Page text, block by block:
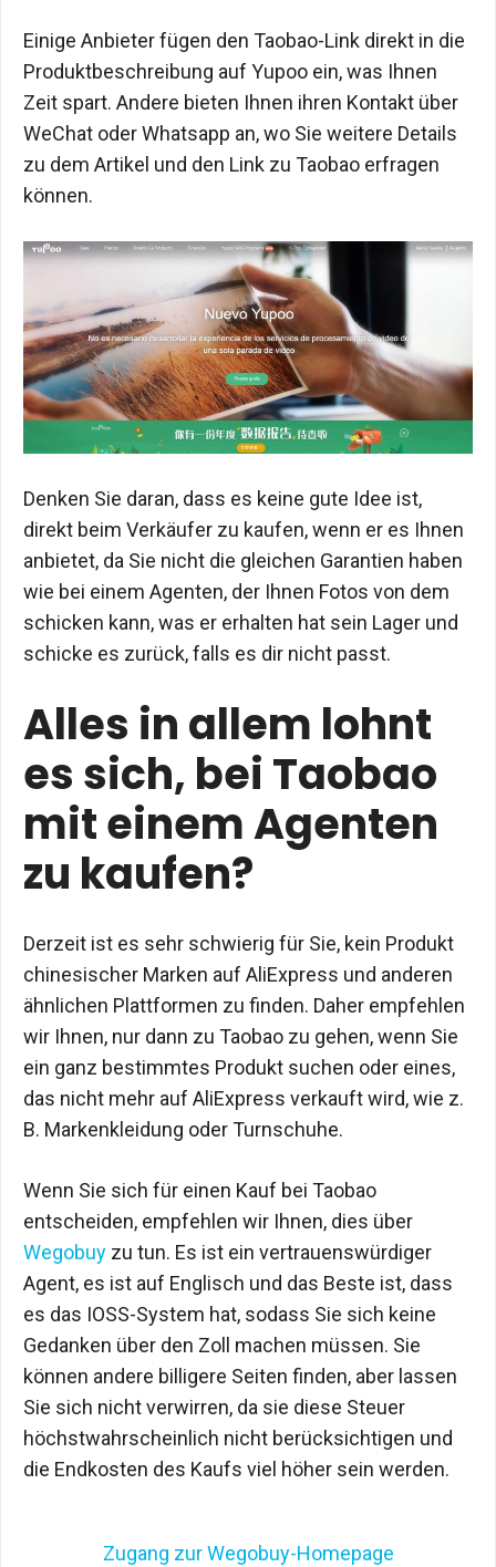
Einige Anbieter fügen den Taobao-Link direkt in die
Produktbeschreibung auf Yupoo ein, was Ihnen
Zeit spart. Andere bieten Ihnen ihren Kontakt über
WeChat oder Whatsapp an, wo Sie weitere Details
zu dem Artikel und den Link zu Taobao erfragen
können.
Denken Sie daran, dass es keine gute Idee ist,
direkt beim Verkäufer zu kaufen, wenn er es Ihnen
anbietet, da Sie nicht die gleichen Garantien haben
wie bei einem Agenten, der Ihnen Fotos von dem
schicken kann, was er erhalten hat sein Lager und
schicke es zurück, falls es dir nicht passt.
Alles in allem lohnt
es sich, bei Taobao
mit einem Agenten
zu kaufen?
Derzeit ist es sehr schwierig für Sie, kein Produkt
chinesischer Marken auf AliExpress und anderen
ähnlichen Plattformen zu finden. Daher empfehlen
wir Ihnen, nur dann zu Taobao zu gehen, wenn Sie
ein ganz bestimmtes Produkt suchen oder eines,
das nicht mehr auf AliExpress verkauft wird, wie z.
B. Markenkleidung oder Turnschuhe.
Wenn Sie sich für einen Kauf bei Taobao
entscheiden, empfehlen wir Ihnen, dies über
Wegobuy zu tun. Es ist ein vertrauenswürdiger
Agent, es ist auf Englisch und das Beste ist, dass
es das IOSS-System hat, sodass Sie sich keine
Gedanken über den Zoll machen müssen. Sie
können andere billigere Seiten finden, aber lassen
Sie sich nicht verwirren, da sie diese Steuer
höchstwahrscheinlich nicht berücksichtigen und
die Endkosten des Kaufs viel höher sein werden.
Zugang zur Wegobuy-Homepage